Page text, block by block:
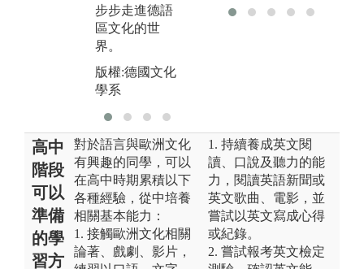
步步走進德語
區文化的世
界。
版權:德國文化
學系
高中
階段
可以
準備
的學
習方
對於語言與歐洲文化
有興趣的同學，可以
在高中時期累積以下
各種經驗，從中培養
相關基本能力：
1. 接觸歐洲文化相關
論著、戲劇、影片，
1. 持續養成英文閱
讀、口說及聽力的能
力，閱讀英語新聞或
英文歌曲、電影，並
嘗試以英文寫成心得
或紀錄。
2. 嘗試報考英文檢定